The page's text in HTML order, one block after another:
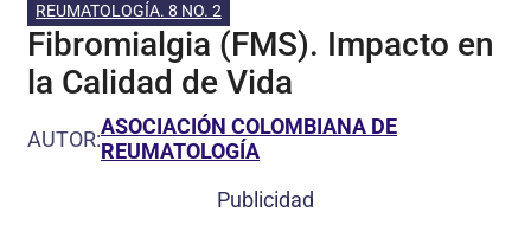
REUMATOLOGÍA. 8 NO. 2
Fibromialgia (FMS). Impacto en
la Calidad de Vida
AUTOR:ASOCIACIÓN COLOMBIANA DE
REUMATOLOGÍA
Publicidad